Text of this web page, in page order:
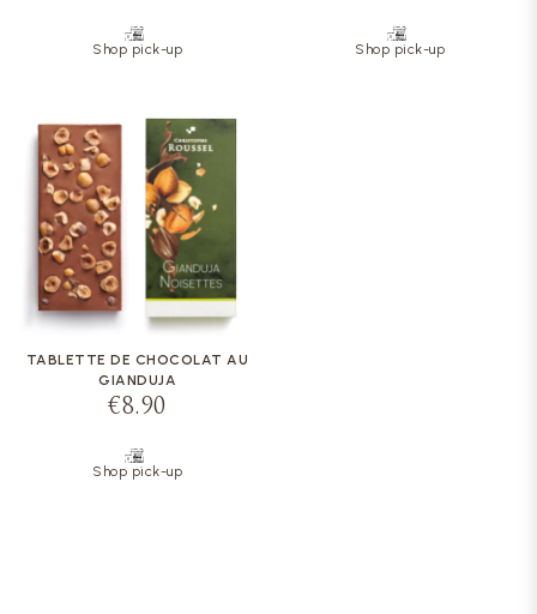
Shop pick-up Shop pick-up
TABLETTE DE CHOCOLAT AU
GIANDUJA
€8.90
Shop pick-up